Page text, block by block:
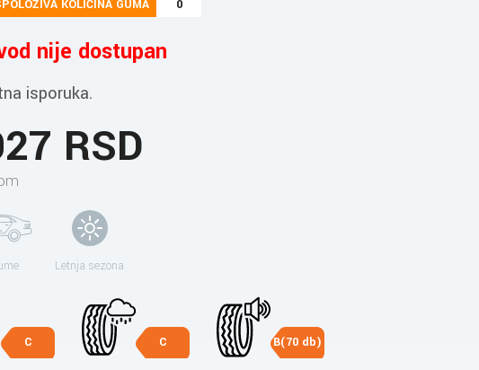
KOLIČINA GUMA 0
nije dostupan
isporuka.
RSD
Letnja sezona
C C B(70 db)